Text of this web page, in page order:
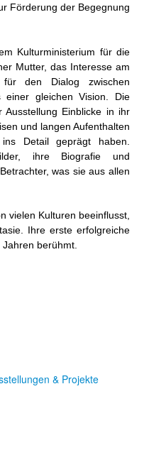
Förderung der Begegnung
Kulturministerium für die
Mutter, das Interesse am
für den Dialog zwischen
einer gleichen Vision. Die
Ausstellung Einblicke in ihr
und langen Aufenthalten
Detail geprägt haben.
ihre Biografie und
was sie aus allen
vielen Kulturen beeinflusst,
Ihre erste erfolgreiche
berühmt.
& Projekte